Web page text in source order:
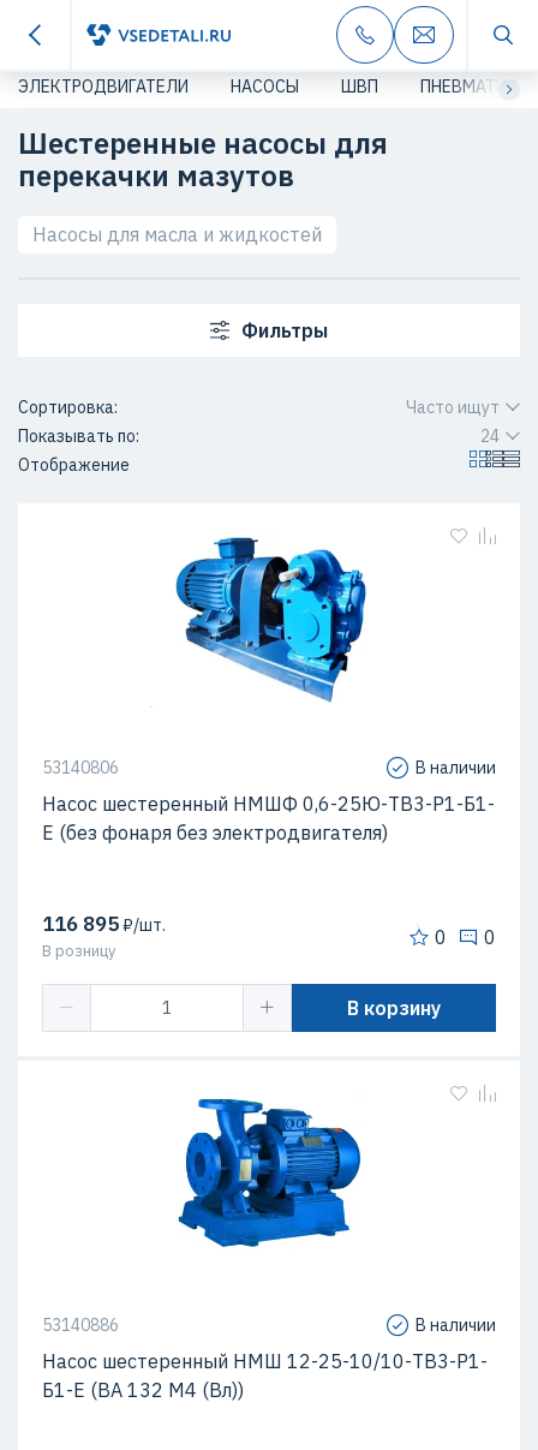
ЭЛЕКТРОДВИГАТЕЛИ НАСОСЫ ШВП ПНЕВМАТИКА
Шестеренные насосы для
перекачки мазутов
Насосы для масла и жидкостей
Фильтры
Сортировка:
Часто ищут
Показывать по:
24
Отображение
53140806 В наличии
Насос шестеренный НМШФ 0,6-25Ю-ТВ3-Р1-Б1-
Е (без фонаря без электродвигателя)
116 895₽/шт.
В розницу
0 0
В корзину
53140886 В наличии
Насос шестеренный НМШ 12-25-10/10-ТВ3-Р1-
Б1-Е (ВА 132 М4 (Вл))